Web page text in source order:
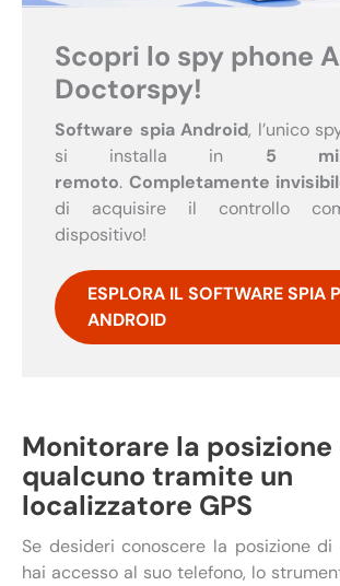
Scopri lo spy phone
Doctorspy!
Software spia Android, l’unico
si installa in 5
remoto. Completamente
di acquisire il controllo
dispositivo!
ESPLORA IL SOFTWARE SPIA
ANDROID
Monitorare la posizione
qualcuno tramite un
localizzatore GPS
Se desideri conoscere la posizione
hai accesso al suo telefono, lo